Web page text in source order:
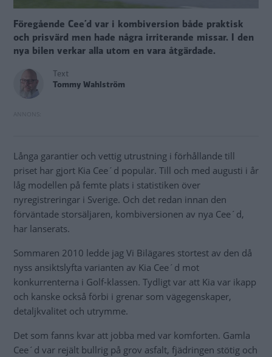
Föregående Cee´d var i kombiversion både praktisk
och prisvärd men hade några irriterande missar. I den
nya bilen verkar alla utom en vara åtgärdade.
Text
Tommy Wahlström
Långa garantier och vettig utrustning i förhållande till
priset har gjort Kia Cee´d populär. Till och med augusti i år
låg modellen på femte plats i statistiken över
nyregistreringar i Sverige. Och det redan innan den
förväntade storsäljaren, kombiversionen av nya Cee´d,
har lanserats.
Sommaren 2010 ledde jag Vi Bilägares stortest av den då
nyss ansiktslyfta varianten av Kia Cee´d mot
konkurrenterna i Golf-klassen. Tydligt var att Kia var ikapp
och kanske också förbi i grenar som vägegenskaper,
detaljkvalitet och utrymme.
Det som fanns kvar att jobba med var komforten. Gamla
Cee´d var rejält bullrig på grov asfalt, fjädringen stötig och